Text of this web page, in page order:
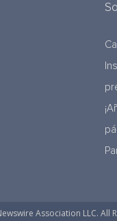
Association LLC. All